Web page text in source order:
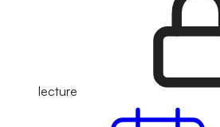
lecture